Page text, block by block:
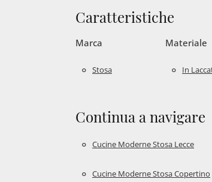
Caratteristiche
Marca
Stosa
Materiale
In
Continua a navigare
Cucine Moderne Stosa Lecce
Cucine Moderne Stosa Copertino